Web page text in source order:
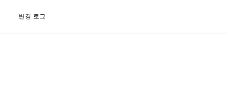
변경 로그